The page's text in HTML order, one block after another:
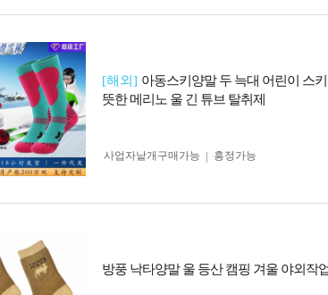
[해외] 아동스키양말 두 늑대 어린이 스
뜻한 메리노 울 긴 튜브 탈취제
사업자 낱개구매가능
흥정가능
방풍 낙타양말 울 등산 캠핑 겨울 야외작